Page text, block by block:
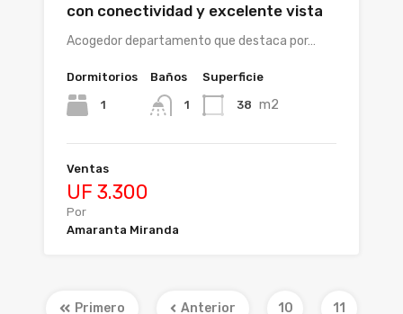
con conectividad y excelente vista
Acogedor departamento que destaca por…
Dormitorios
1
Baños
1
Superficie
38 m2
Ventas
UF 3.300
Por
Amaranta Miranda
Primero Anterior 10 11